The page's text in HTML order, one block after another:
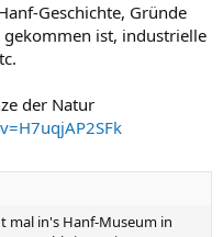
Geschichte, Gründe
ist, industrielle
der Natur
mal in's Hanf-Museum in